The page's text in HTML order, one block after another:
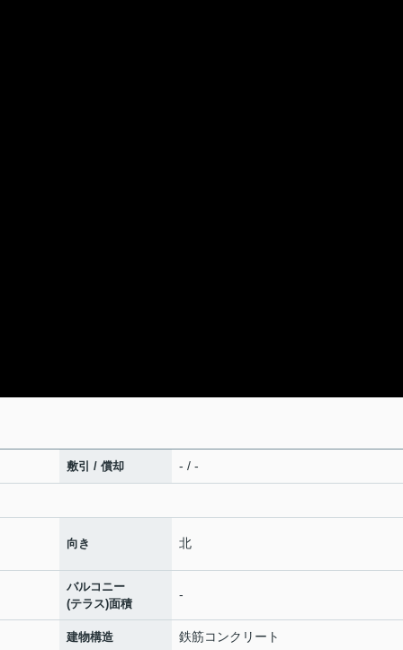
敷引 / 償却 - / -
向き 北
バルコニー
(テラス)面積
-
建物構造 鉄筋コンクリート